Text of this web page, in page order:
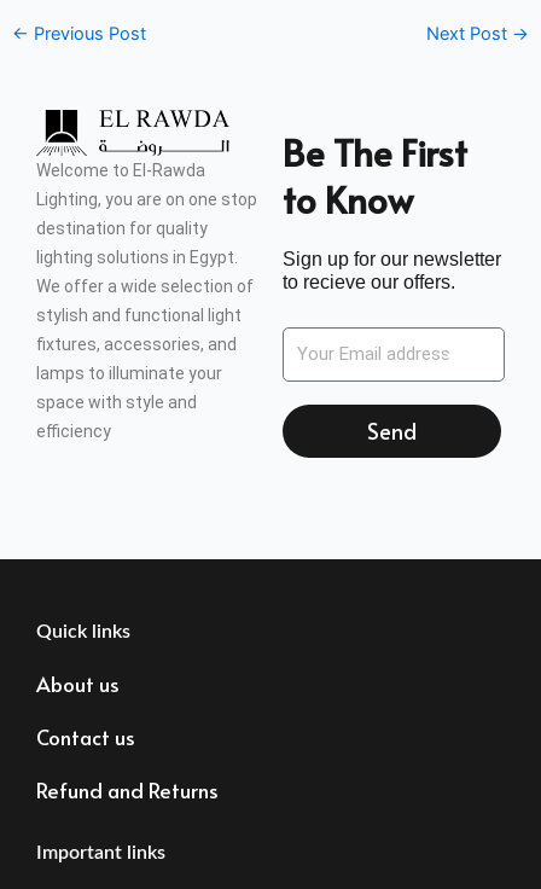
← Previous Post Next Post →
Welcome to El-Rawda
Lighting, you are on one stop
destination for quality
lighting solutions in Egypt.
We offer a wide selection of
stylish and functional light
fixtures, accessories, and
lamps to illuminate your
space with style and
efficiency
Be The First
to Know
Sign up for our newsletter
to recieve our offers.
Send
Quick links
About us
Contact us
Refund and Returns
Important links